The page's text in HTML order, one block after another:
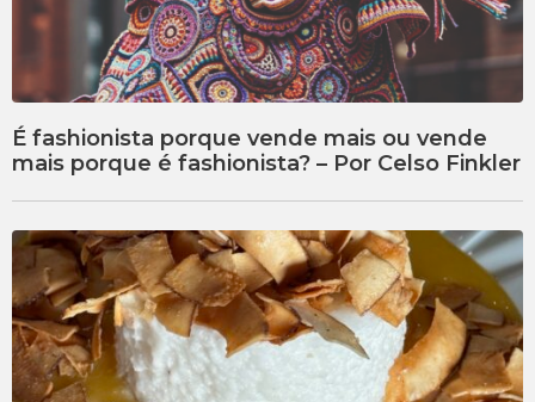
É fashionista porque vende mais ou vende
mais porque é fashionista? – Por Celso Finkler